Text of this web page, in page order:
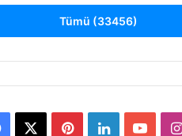
Tümü (33456)
Facebook PinterestLinkedIn